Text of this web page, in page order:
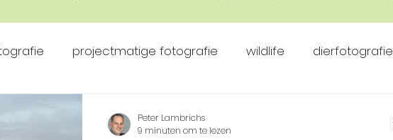
projectmatige fotografie wildlife dierfotografie
Peter Lambrichs
9 minuten om te lezen